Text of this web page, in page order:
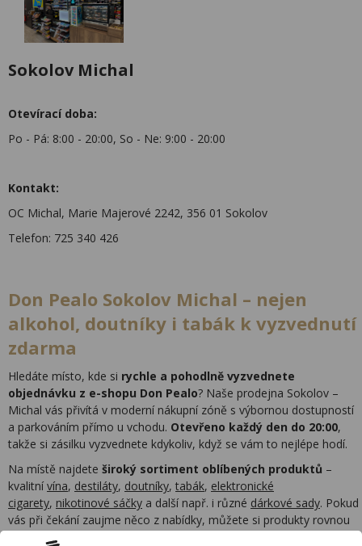
Sokolov Michal
Otevírací doba:
Po - Pá: 8:00 - 20:00, So - Ne: 9:00 - 20:00
Kontakt:
OC Michal, Marie Majerové 2242, 356 01 Sokolov
Telefon: 725 340 426
Don Pealo Sokolov Michal – nejen
alkohol, doutníky i tabák k vyzvednutí
zdarma
Hledáte místo, kde si rychle a pohodlně vyzvednete
objednávku z e-shopu Don Pealo? Naše prodejna Sokolov –
Michal vás přivítá v moderní nákupní zóně s výbornou dostupností
a parkováním přímo u vchodu. Otevřeno každý den do 20:00,
takže si zásilku vyzvednete kdykoliv, když se vám to nejlépe hodí.
Na místě najdete široký sortiment oblíbených produktů –
kvalitní vína, destiláty, doutníky, tabák, elektronické
cigarety, nikotinové sáčky a další např. i různé dárkové sady. Pokud
vás při čekání zaujme něco z nabídky, můžete si produkty rovnou
dokoupit na místě.